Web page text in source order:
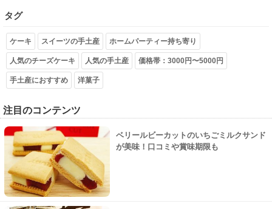
タグ
ケーキ スイーツの手土産 ホームパーティー持ち寄り
人気のチーズケーキ 人気の手土産 価格帯：3000円〜5000円
手土産におすすめ 洋菓子
注目のコンテンツ
ベリールビーカットのいちごミルクサンド
が美味！口コミや賞味期限も